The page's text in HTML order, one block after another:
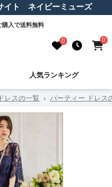
イト ネイビーミューズ
入で送料無料
0 0
人気ランキング
レスの一覧 › パーティー ドレス